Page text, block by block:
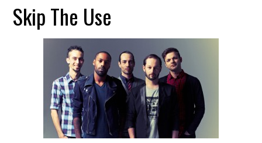
Skip The Use